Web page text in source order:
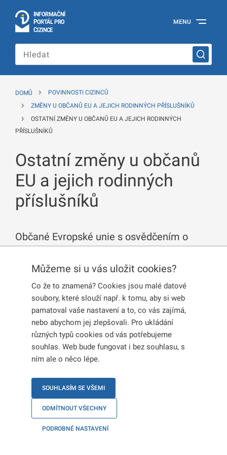
INFORMAČNÍ
PORTÁL PRO
CIZINCE
portál
cizince
Ministerstva
České
republiky
MENU
Můžeme si u vás uložit cookies?
Co že to znamená? Cookies jsou malé datové
soubory, které slouží např. k tomu, aby si web
pamatoval vaše nastavení a to, co vás zajímá,
nebo abychom jej zlepšovali. Pro ukládání
různých typů cookies od vás potřebujeme
souhlas. Web bude fungovat i bez souhlasu, s
ním ale o něco lépe.
SOUHLASÍM SE VŠEMI
ODMÍTNOUT VŠECHNY
PODROBNÉ NASTAVENÍ
DOMŮ
POVINNOSTI CIZINCŮ
ZMĚNY U OBČANŮ EU A JEJICH RODINNÝCH PŘÍSLUŠNÍKŮ
OSTATNÍ ZMĚNY U OBČANŮ EU A JEJICH RODINNÝCH
PŘÍSLUŠNÍKŮ
Ostatní změny u občanů
EU a jejich rodinných
příslušníků
Občané Evropské unie s osvědčením o
rodinní příslušníci a občané Velké Británie a
jejich rodinní příslušníci podle výstupové
dohody jsou povinni oznámit také změny
ostatních údajů, které jsou uvedené v jejich
pobytovém oprávnění nebo osvědčení o
registraci.
Jaká je lhůta k oznámení změny?
Změnu oznamte do15 pracovních dnů
až poté, co k ní skutečně dojde.